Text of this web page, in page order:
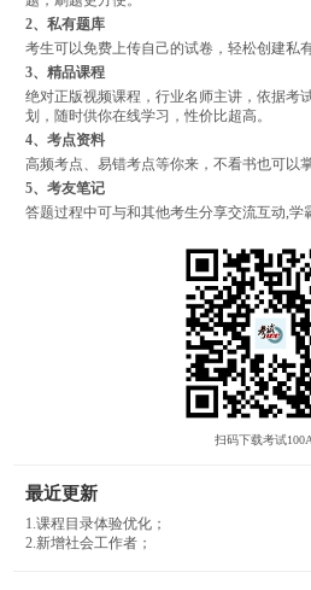
2、私有题库
考生可以免费上传自己的试卷，轻松创建私
3、精品课程
绝对正版视频课程，行业名师主讲，依据考
划，随时供你在线学习，性价比超高。
4、考点资料
高频考点、易错考点等你来，不看书也可以
5、考友笔记
答题过程中可与和其他考生分享交流互动,学
扫码下载考试
最近更新
1.课程目录体验优化；
2.新增社会工作者；